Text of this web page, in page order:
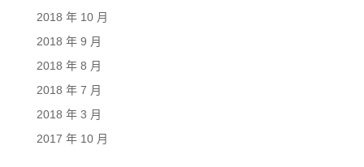
2018 年 10 月
2018 年 9 月
2018 年 8 月
2018 年 7 月
2018 年 3 月
2017 年 10 月